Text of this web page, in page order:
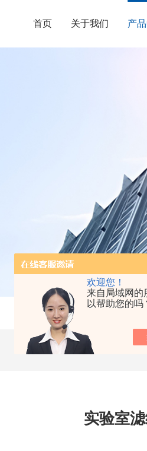
欢迎您！
来自局域网的
以帮助您的吗
首页 关于我们 产
实验室